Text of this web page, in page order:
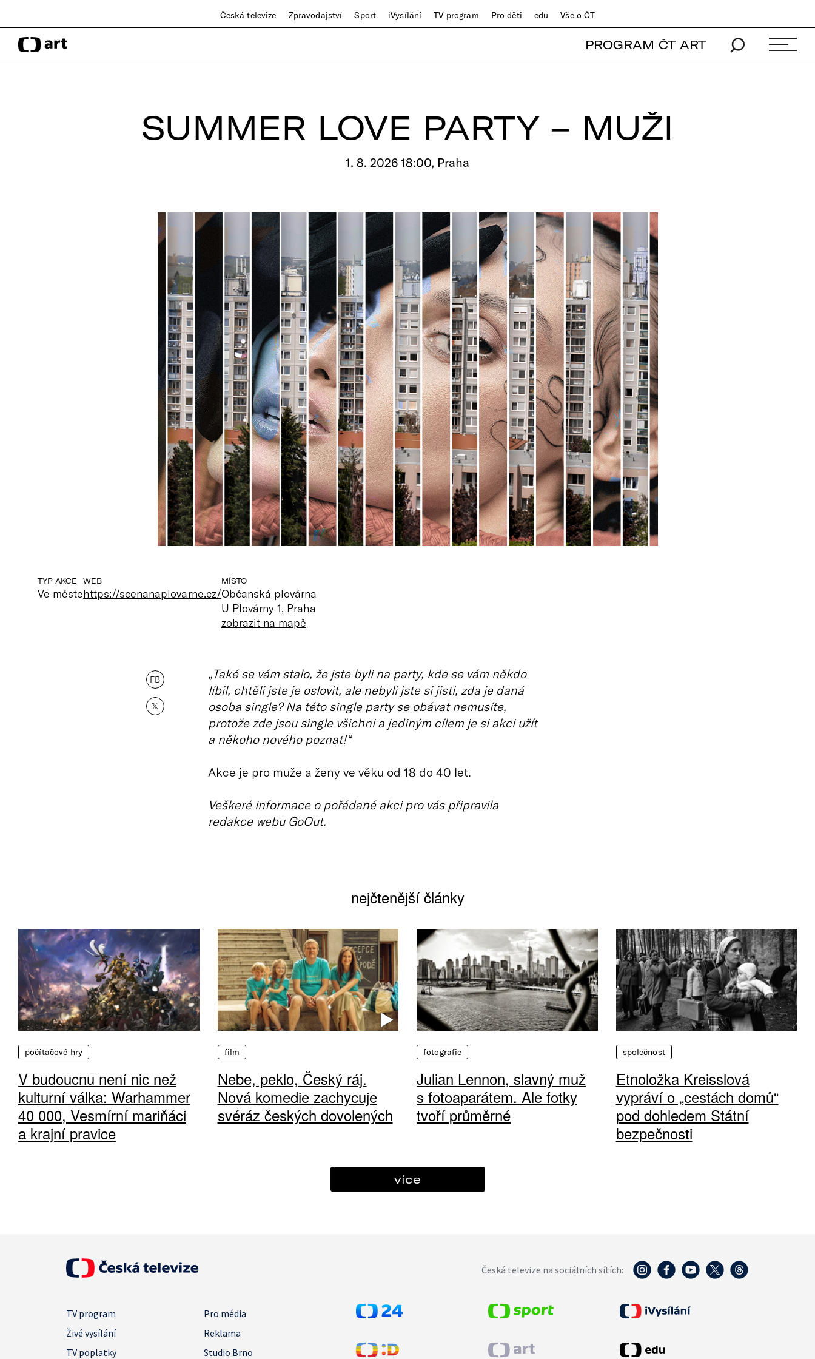
Česká televize Zpravodajství Sport iVysílání TV program Pro děti edu Vše o ČT
PROGRAM ČT ART
SUMMER LOVE PARTY – MUŽI
1. 8. 2026 18:00, Praha
TYP AKCE
Ve měste
WEB
https://scenanaplovarne.cz/
MÍSTO
Občanská plovárna
U Plovárny 1, Praha
zobrazit na mapě
FB
𝕏
„Také se vám stalo, že jste byli na party, kde se vám někdo
líbil, chtěli jste je oslovit, ale nebyli jste si jisti, zda je daná
osoba single? Na této single party se obávat nemusíte,
protože zde jsou single všichni a jediným cílem je si akci užít
a někoho nového poznat!“
Akce je pro muže a ženy ve věku od 18 do 40 let.
Veškeré informace o pořádané akci pro vás připravila
redakce webu GoOut.
nejčtenější články
počítačové hry
V budoucnu není nic než
kulturní válka: Warhammer
40 000, Vesmírní mariňáci
a krajní pravice
film
Nebe, peklo, Český ráj.
Nová komedie zachycuje
svéráz českých dovolených
fotografie
Julian Lennon, slavný muž
s fotoaparátem. Ale fotky
tvoří průměrné
společnost
Etnoložka Kreisslová
vypráví o „cestách domů“
pod dohledem Státní
bezpečnosti
více
Česká televize na sociálních sítích:
TV program
Pro média
Živé vysílání
Reklama
TV poplatky
Studio Brno